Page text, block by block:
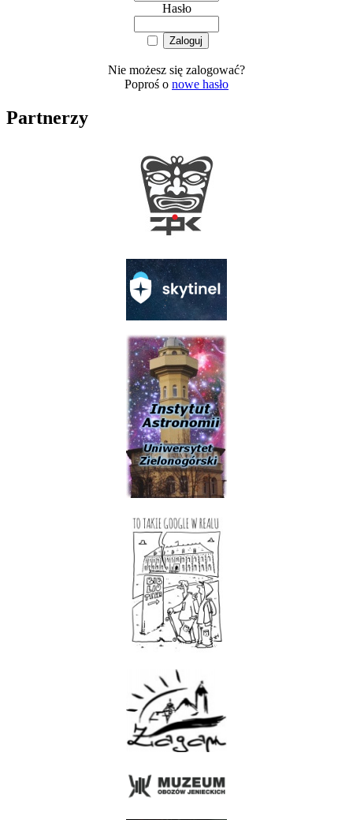
Hasło
Nie możesz się zalogować?
Poproś o nowe hasło
Partnerzy